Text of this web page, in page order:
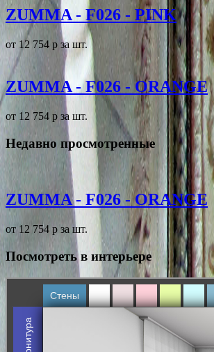
ZUMMA - F026 - PINK
от 12 754 p за шт.
ZUMMA - F026 - ORANGE
от 12 754 p за шт.
Недавно просмотренные
ZUMMA - F026 - ORANGE
от 12 754 p за шт.
Посмотреть в интерьере